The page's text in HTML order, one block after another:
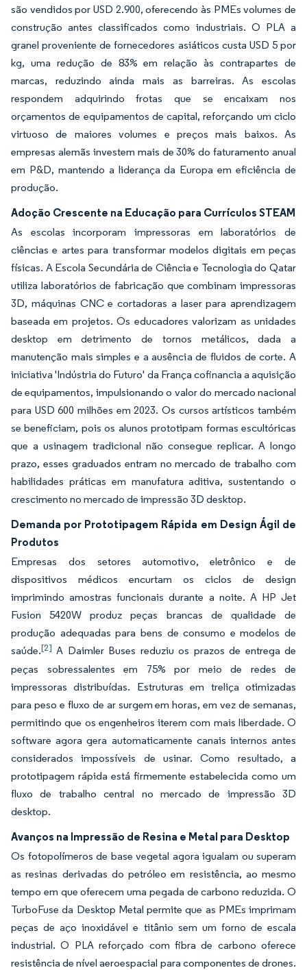
são vendidos por USD 2.900, oferecendo às PMEs volumes de
construção antes classificados como industriais. O PLA a
granel proveniente de fornecedores asiáticos custa USD 5 por
kg, uma redução de 83% em relação às contrapartes de
marcas, reduzindo ainda mais as barreiras. As escolas
respondem adquirindo frotas que se encaixam nos
orçamentos de equipamentos de capital, reforçando um ciclo
virtuoso de maiores volumes e preços mais baixos. As
empresas alemãs investem mais de 30% do faturamento anual
em P&D, mantendo a liderança da Europa em eficiência de
produção.
Adoção Crescente na Educação para Currículos STEAM
As escolas incorporam impressoras em laboratórios de
ciências e artes para transformar modelos digitais em peças
físicas. A Escola Secundária de Ciência e Tecnologia do Qatar
utiliza laboratórios de fabricação que combinam impressoras
3D, máquinas CNC e cortadoras a laser para aprendizagem
baseada em projetos. Os educadores valorizam as unidades
desktop em detrimento de tornos metálicos, dada a
manutenção mais simples e a ausência de fluidos de corte. A
iniciativa 'Indústria do Futuro' da França cofinancia a aquisição
de equipamentos, impulsionando o valor do mercado nacional
para USD 600 milhões em 2023. Os cursos artísticos também
se beneficiam, pois os alunos prototipam formas escultóricas
que a usinagem tradicional não consegue replicar. A longo
prazo, esses graduados entram no mercado de trabalho com
habilidades práticas em manufatura aditiva, sustentando o
crescimento no mercado de impressão 3D desktop.
Demanda por Prototipagem Rápida em Design Ágil de
Produtos
Empresas dos setores automotivo, eletrônico e de
dispositivos médicos encurtam os ciclos de design
imprimindo amostras funcionais durante a noite. A HP Jet
Fusion 5420W produz peças brancas de qualidade de
produção adequadas para bens de consumo e modelos de
saúde.[2] A Daimler Buses reduziu os prazos de entrega de
peças sobressalentes em 75% por meio de redes de
impressoras distribuídas. Estruturas em treliça otimizadas
para peso e fluxo de ar surgem em horas, em vez de semanas,
permitindo que os engenheiros iterem com mais liberdade. O
software agora gera automaticamente canais internos antes
considerados impossíveis de usinar. Como resultado, a
prototipagem rápida está firmemente estabelecida como um
fluxo de trabalho central no mercado de impressão 3D
desktop.
Avanços na Impressão de Resina e Metal para Desktop
Os fotopolímeros de base vegetal agora igualam ou superam
as resinas derivadas do petróleo em resistência, ao mesmo
tempo em que oferecem uma pegada de carbono reduzida. O
TurboFuse da Desktop Metal permite que as PMEs imprimam
peças de aço inoxidável e titânio sem um forno de escala
industrial. O PLA reforçado com fibra de carbono oferece
resistência de nível aeroespacial para componentes de drones.